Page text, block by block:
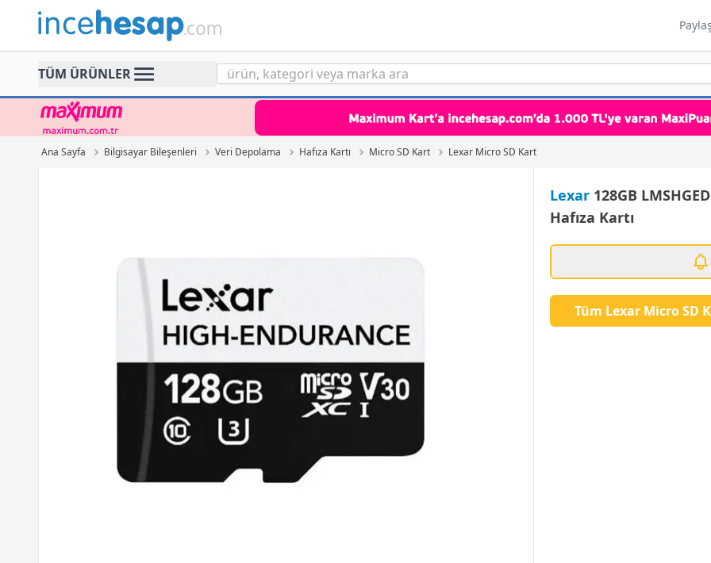
Incehesap
TÜM ÜRÜNLER
Ana Sayfa Bilgisayar Bileşenleri Veri Depolama Hafıza Kartı Micro SD Kart Lexar Micro SD Kart
Lexar128GB
Hafıza Kartı
Tüm Lexar Micro SD